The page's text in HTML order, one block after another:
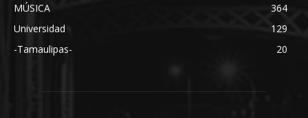
MÚSICA
364
Universidad
129
-Tamaulipas-
20